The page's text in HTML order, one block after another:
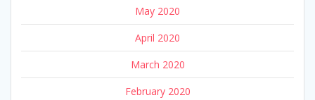
May 2020
April 2020
March 2020
February 2020